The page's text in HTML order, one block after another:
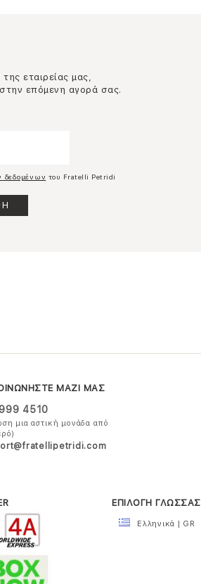
εταιρείας μας,
επόμενη αγορά σας.
δεδομένων του Fratelli Petridi
ΜΑΖΙ ΜΑΣ
4510
μια αστική μονάδα από
ΕΠΙΛΟΓΗ ΓΛΩΣΣΑΣ
Ελληνικά | GR